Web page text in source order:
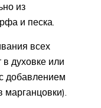
из
и песка.
всех
в духовке или
добавлением
марганцовки).